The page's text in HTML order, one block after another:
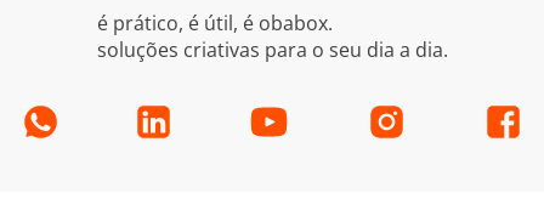
é prático, é útil, é obabox.
soluções criativas para o seu dia a dia.